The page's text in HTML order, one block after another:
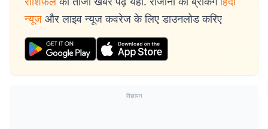
न्यूज और लाइव न्यूज कवरेज के लिए डाउनलोड करिए
विज्ञापन